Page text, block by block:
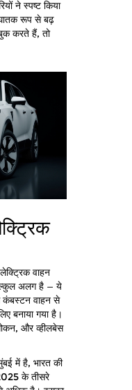
ने स्पष्ट किया
रूप से बढ़
करते हैं, तो
वाहन
अलग है — ये
कंबस्टन वाहन से
बनाया गया है।
और व्हीलबेस
में है, भारत की
के तीसरे